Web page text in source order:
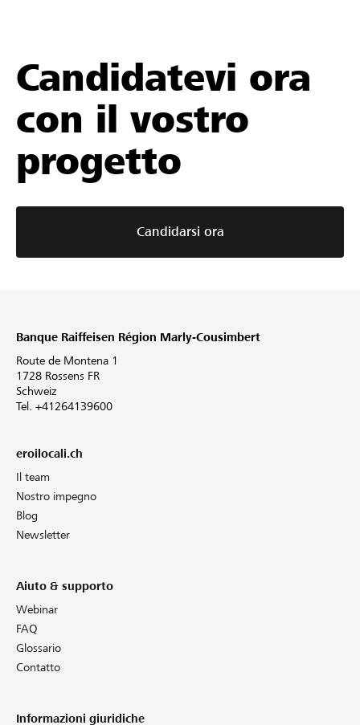
Candidatevi ora
con il vostro
progetto
Candidarsi ora
Banque Raiffeisen Région Marly-Cousimbert
Route de Montena 1
1728 Rossens FR
Schweiz
Tel. +41264139600
eroilocali.ch
Il team
Nostro impegno
Blog
Newsletter
Aiuto & supporto
Webinar
FAQ
Glossario
Contatto
Informazioni giuridiche